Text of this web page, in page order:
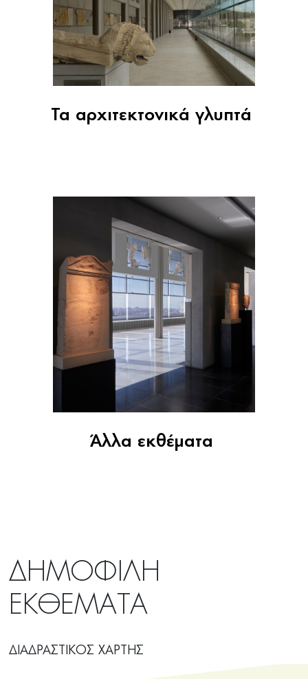
Τα αρχιτεκτονικά γλυπτά
Άλλα εκθέματα
ΔΗΜΟΦΙΛΗ
ΕΚΘΕΜΑΤΑ
ΔΙΑΔΡΑΣΤΙΚΟΣ ΧΑΡΤΗΣ